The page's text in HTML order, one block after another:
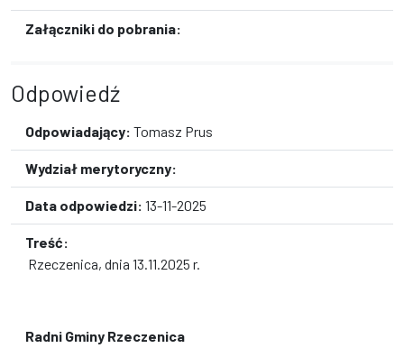
Załączniki do pobrania:
Odpowiedź
Odpowiadający: Tomasz Prus
Wydział merytoryczny:
Data odpowiedzi: 13-11-2025
Treść:
Rzeczenica, dnia 13.11.2025 r.
Radni Gminy Rzeczenica